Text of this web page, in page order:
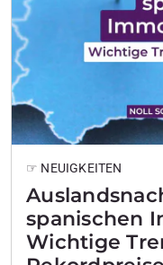
spanischen
Wichtige
☞ NEUIGKEITEN